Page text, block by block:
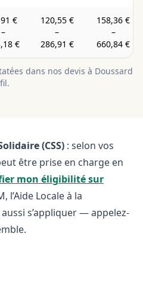
€
–
€
120,55 €
–
286,91 €
158,36 €
–
660,84 €
dans nos devis à Doussard
(CSS) : selon vos
être prise en charge en
mon éligibilité sur
l’Aide Locale à la
s’appliquer — appelez-